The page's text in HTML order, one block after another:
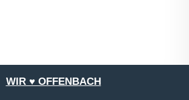
WIR ♥ OFFENBACH